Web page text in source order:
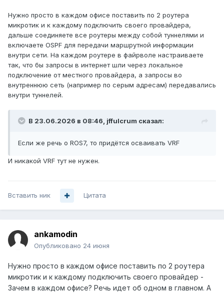
Нужно просто в каждом офисе поставить по 2 роутера
микротик и к каждому подключить своего провайдера,
дальше соединяете все роутеры между собой туннелями и
включаете OSPF для передачи маршрутной информации
внутри сети. На каждом роутере в файрволе настраиваете
так, что бы запросы в интернет шли через локальное
подключение от местного провайдера, а запросы во
внутреннюю сеть (например по серым адресам) передавались
внутри туннелей.
В 23.06.2026 в 08:46, jffulcrum сказал:
Если же речь о ROS7, то придётся осваивать VRF
И никакой VRF тут не нужен.
Вставить ник Цитата
ankamodin
Опубликовано 24 июня
Нужно просто в каждом офисе поставить по 2 роутера
микротик и к каждому подключить своего провайдер -
Зачем в каждом офисе? Речь идет об одном в главном. А